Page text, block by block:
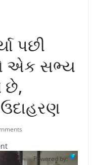
પછી
એક સભ્ય
છે,
Powered by: